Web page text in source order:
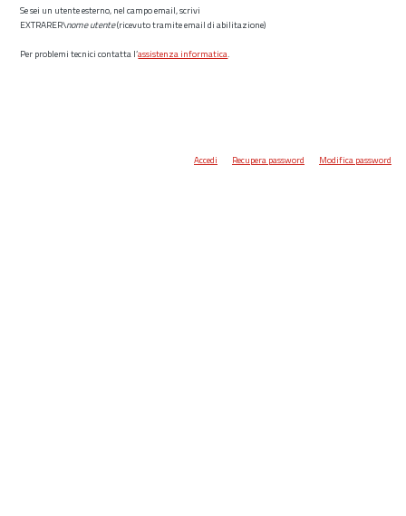
Se sei un utente esterno, nel campo email, scrivi
EXTRARER\nome utente(ricevuto tramite email di abilitazione)
Per problemi tecnici contatta l’assistenza informatica.
Accedi Recupera password Modifica password